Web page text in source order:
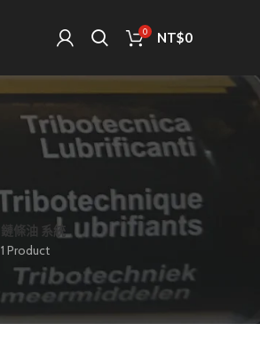
0 NT$0
鏈條油 系統
1 Product